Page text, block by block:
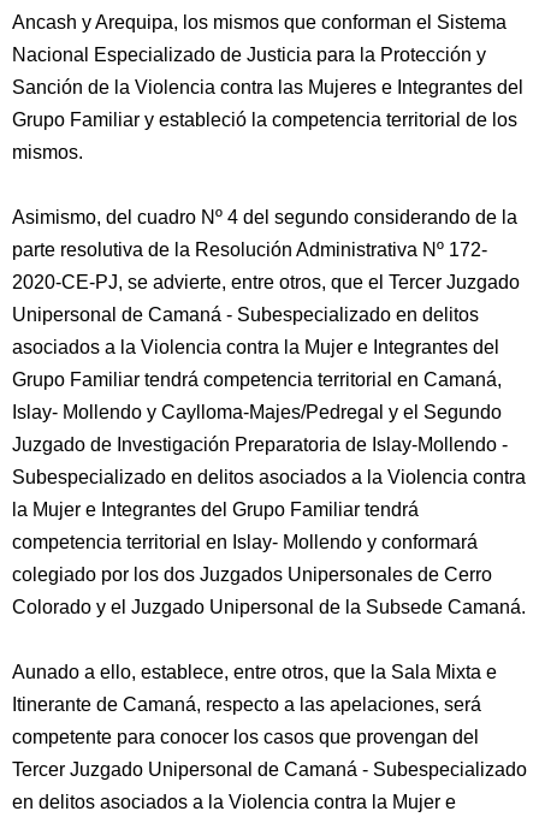
Ancash y Arequipa, los mismos que conforman el Sistema
Nacional Especializado de Justicia para la Protección y
Sanción de la Violencia contra las Mujeres e Integrantes del
Grupo Familiar y estableció la competencia territorial de los
mismos.
Asimismo, del cuadro Nº 4 del segundo considerando de la
parte resolutiva de la Resolución Administrativa Nº 172-
2020-CE-PJ, se advierte, entre otros, que el Tercer Juzgado
Unipersonal de Camaná - Subespecializado en delitos
asociados a la Violencia contra la Mujer e Integrantes del
Grupo Familiar tendrá competencia territorial en Camaná,
Islay- Mollendo y Caylloma-Majes/Pedregal y el Segundo
Juzgado de Investigación Preparatoria de Islay-Mollendo -
Subespecializado en delitos asociados a la Violencia contra
la Mujer e Integrantes del Grupo Familiar tendrá
competencia territorial en Islay- Mollendo y conformará
colegiado por los dos Juzgados Unipersonales de Cerro
Colorado y el Juzgado Unipersonal de la Subsede Camaná.
Aunado a ello, establece, entre otros, que la Sala Mixta e
Itinerante de Camaná, respecto a las apelaciones, será
competente para conocer los casos que provengan del
Tercer Juzgado Unipersonal de Camaná - Subespecializado
en delitos asociados a la Violencia contra la Mujer e